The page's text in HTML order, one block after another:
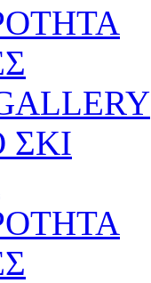
ΣΚΙ